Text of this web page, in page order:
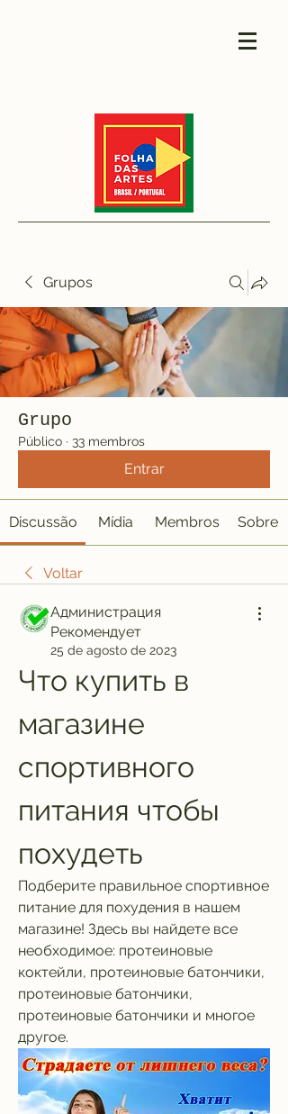
Grupos
Grupo
Público · 33 membros
Entrar
Discussão Mídia Membros Sobre
Voltar
Администрация
Рекомендует
25 de agosto de 2023
Что купить в
магазине
спортивного
питания чтобы
похудеть
Подберите правильное спортивное
питание для похудения в нашем
магазине! Здесь вы найдете все
необходимое: протеиновые
коктейли, протеиновые батончики,
протеиновые батончики,
протеиновые батончики и многое
другое.